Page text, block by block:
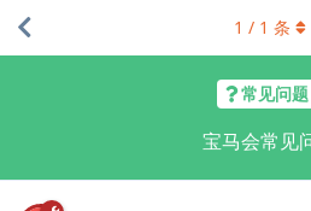
常见问题
宝马会常见
1 / 1 条